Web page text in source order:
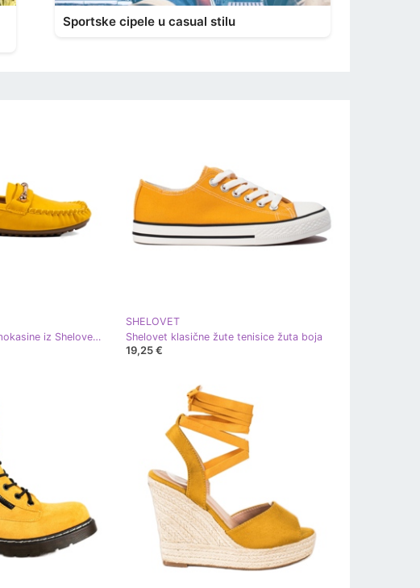
Sportske cipele u casual stilu
Žute klasične ženske mokasine iz Sheloveta žuta boja
SHELOVET
Shelovet klasične žute tenisice žuta boja
19,25 €